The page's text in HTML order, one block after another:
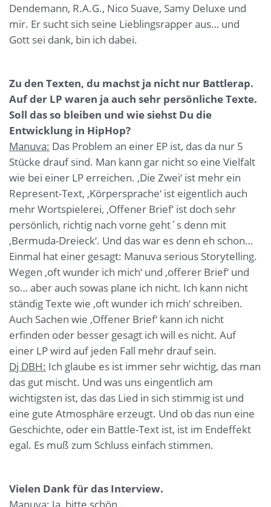
Dendemann, R.A.G., Nico Suave, Samy Deluxe und
mir. Er sucht sich seine Lieblingsrapper aus… und
Gott sei dank, bin ich dabei.
Zu den Texten, du machst ja nicht nur Battlerap.
Auf der LP waren ja auch sehr persönliche Texte.
Soll das so bleiben und wie siehst Du die
Entwicklung in HipHop?
Manuva: Das Problem an einer EP ist, das da nur 5
Stücke drauf sind. Man kann gar nicht so eine Vielfalt
wie bei einer LP erreichen. ‚Die Zwei‘ ist mehr ein
Represent-Text, ‚Körpersprache‘ ist eigentlich auch
mehr Wortspielerei, ‚Offener Brief‘ ist doch sehr
persönlich, richtig nach vorne geht´s denn mit
‚Bermuda-Dreieck‘. Und das war es denn eh schon…
Einmal hat einer gesagt: Manuva serious Storytelling.
Wegen ‚oft wunder ich mich‘ und ‚offerer Brief‘ und
so… aber auch sowas plane ich nicht. Ich kann nicht
ständig Texte wie ‚oft wunder ich mich‘ schreiben.
Auch Sachen wie ‚Offener Brief‘ kann ich nicht
erfinden oder besser gesagt ich will es nicht. Auf
einer LP wird auf jeden Fall mehr drauf sein.
Dj DBH: Ich glaube es ist immer sehr wichtig, das man
das gut mischt. Und was uns eingentlich am
wichtigsten ist, das das Lied in sich stimmig ist und
eine gute Atmosphäre erzeugt. Und ob das nun eine
Geschichte, oder ein Battle-Text ist, ist im Endeffekt
egal. Es muß zum Schluss einfach stimmen.
Vielen Dank für das Interview.
Manuva: Ja, bitte schön…